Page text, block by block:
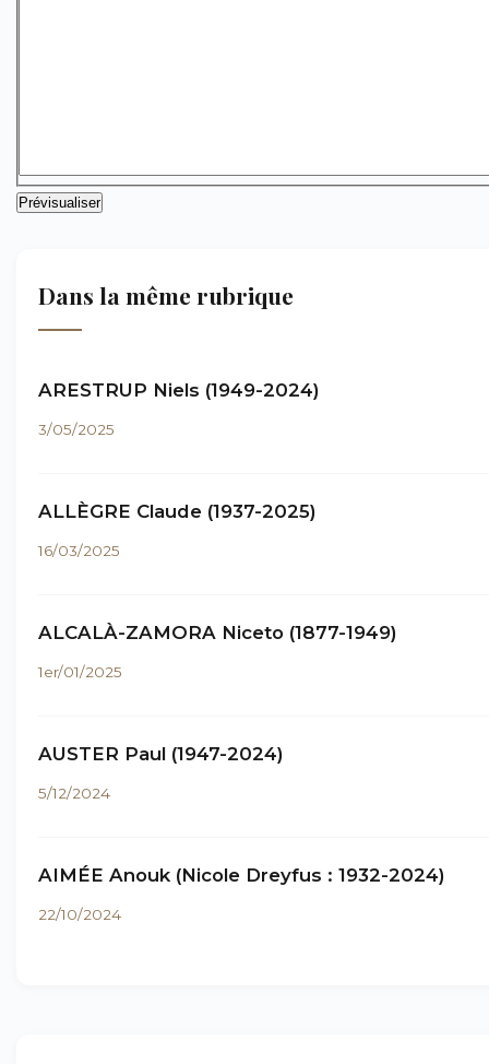
Dans la même rubrique
ARESTRUP Niels (1949-2024)
3/05/2025
ALLÈGRE Claude (1937-2025)
16/03/2025
ALCALÀ-ZAMORA Niceto (1877-1949)
1er/01/2025
AUSTER Paul (1947-2024)
5/12/2024
AIMÉE Anouk (Nicole Dreyfus : 1932-2024)
22/10/2024